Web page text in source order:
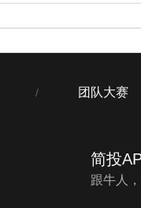
/ 团队大赛
简投
跟牛人